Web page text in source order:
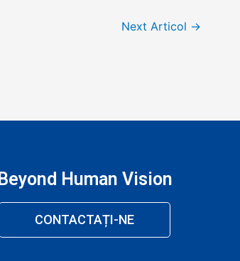
Next Articol →
Beyond Human Vision
CONTACTAȚI-NE